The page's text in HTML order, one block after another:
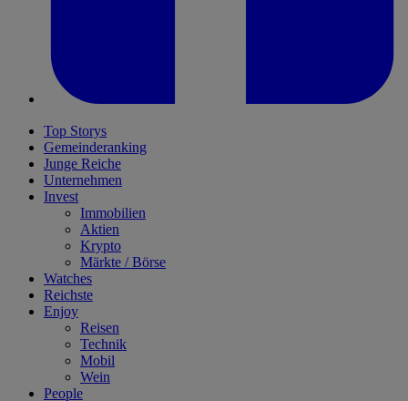
Top Storys
Gemeinderanking
Junge Reiche
Unternehmen
Invest
Immobilien
Aktien
Krypto
Märkte / Börse
Watches
Reichste
Enjoy
Reisen
Technik
Mobil
Wein
People